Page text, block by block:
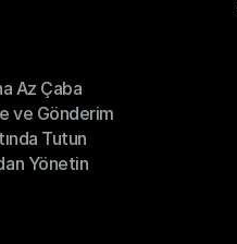
Az Çaba
Az Çaba
ve Gönderim
ve Gönderim
Tutun
Tutun
Yönetin